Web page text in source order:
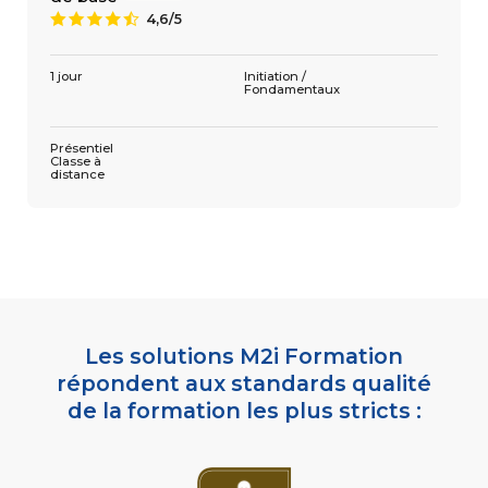
9 4,6/5
1 jour
Initiation /
Fondamentaux
Présentiel
Classe à
distance
Les solutions M2i Formation
répondent aux standards qualité
de la formation les plus stricts :